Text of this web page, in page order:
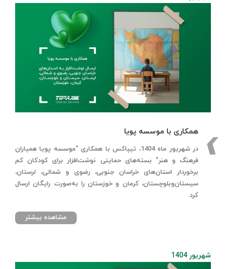
همکاری با موسسه پویا
در شهریور ماه 1404، تیپاکس با همکاری "موسسه پویا همیاران
فرهنگ و هنر" بسته‌های حمایتی نوشت‌افزار برای کودکان کم
برخوردار استان‌های خراسان جنوبی، رضوی و شمالی، لرستان،
سیستان‌وبلوچستان، کرمان و خوزستان را به‌صورت رایگان ارسال
کرد.
مشاهده بیشتر
شهریور 1404